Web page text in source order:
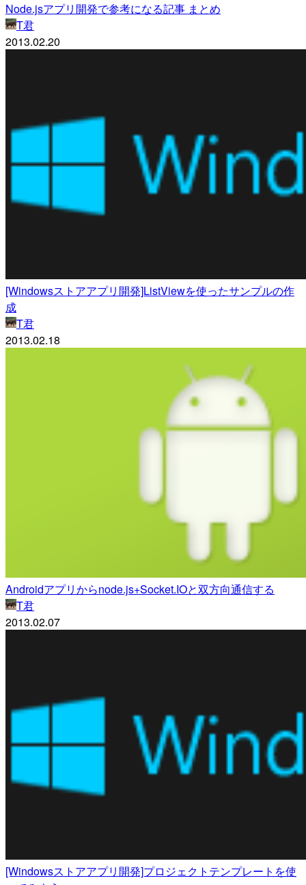
Node.jsアプリ開発で参考になる記事 まとめ
T君
2013.02.20
[Windowsストアアプリ開発]ListViewを使ったサンプルの作
成
T君
2013.02.18
Androidアプリからnode.js+Socket.IOと双方向通信する
T君
2013.02.07
[Windowsストアアプリ開発]プロジェクトテンプレートを使